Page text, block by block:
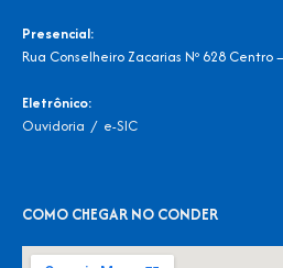
Presencial:
Rua Conselheiro Zacarias Nº 628 Centro
Eletrônico:
Ouvidoria / e-SIC
COMO CHEGAR NO CONDER